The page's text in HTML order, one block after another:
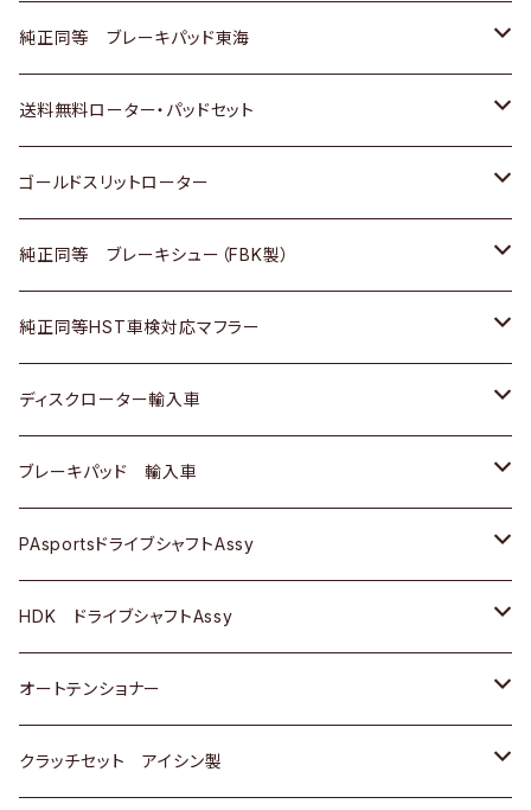
スバル
日野
三菱ふそう
ＢＭＷ
三菱
日野
三菱ふそう
日野
三菱ふそう
その他
マツダ
三菱
スバル
いすゞ
ダイハツ
マツダ
三菱
スバル
ダイハツ
マツダ
三菱
スズキ
日産
ダイハツ
マツダ
三菱
スバル
ホンダ
スズキ
日産
いすゞ
ダイハツ
マツダ
三菱
スバル
ＢＥＮＺ
トヨタ
ホンダ
スズキ
日産
ダイハツ
マツダ
三菱
スバル
純正同等 ブレーキパッド東海
トヨタ
ホンダ
日産
いすゞ
ダイハツ
マツダ
三菱
スバル
送料無料ローター・パッドセット
トヨタ
ホンダ
スズキ
日産
ダイハツ
マツダ
三菱
スバル
ゴールドスリットローター
トヨタ
ホンダ
スズキ
日産
ダイハツ
マツダ
三菱
スバル
純正同等 ブレーキシュー（FBK製）
ホンダ
スズキ
日産
ダイハツ
マツダ
三菱
スバル
純正同等HST車検対応マフラー
トヨタ
ホンダ
スズキ
日産
いすゞ
ダイハツ
ディスクローター輸入車
ＡＵＤＩ
ＢＥＮＺ
ＢＭＷ
GOLF
ＷＡＧＥＮ
ブレーキパッド 輸入車
ＢＥＮＺ
ＢＭＷ
ＷＡＧＥＮ
ＶＯＬＶＯ
PAsportsドライブシャフトAssy
トヨタ
ホンダ
スズキ
HDK ドライブシャフトAssy
スズキ
ダイハツ
オートテンショナー
トヨタ
クラッチセット アイシン製